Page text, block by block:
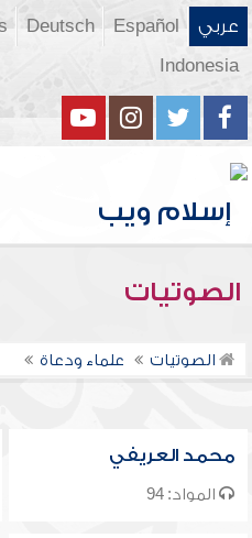
عربي Español
Deutsch
Indonesia
الصوتيات
الصوتيات علماء ودعاة
محمد العريفي
المواد: 94